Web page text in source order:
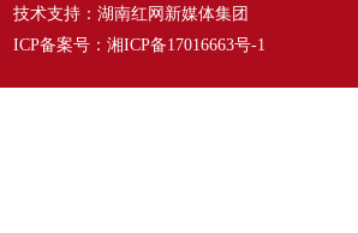
技术支持：湖南红网新媒体集团
ICP备案号： 湘ICP备17016663号-1